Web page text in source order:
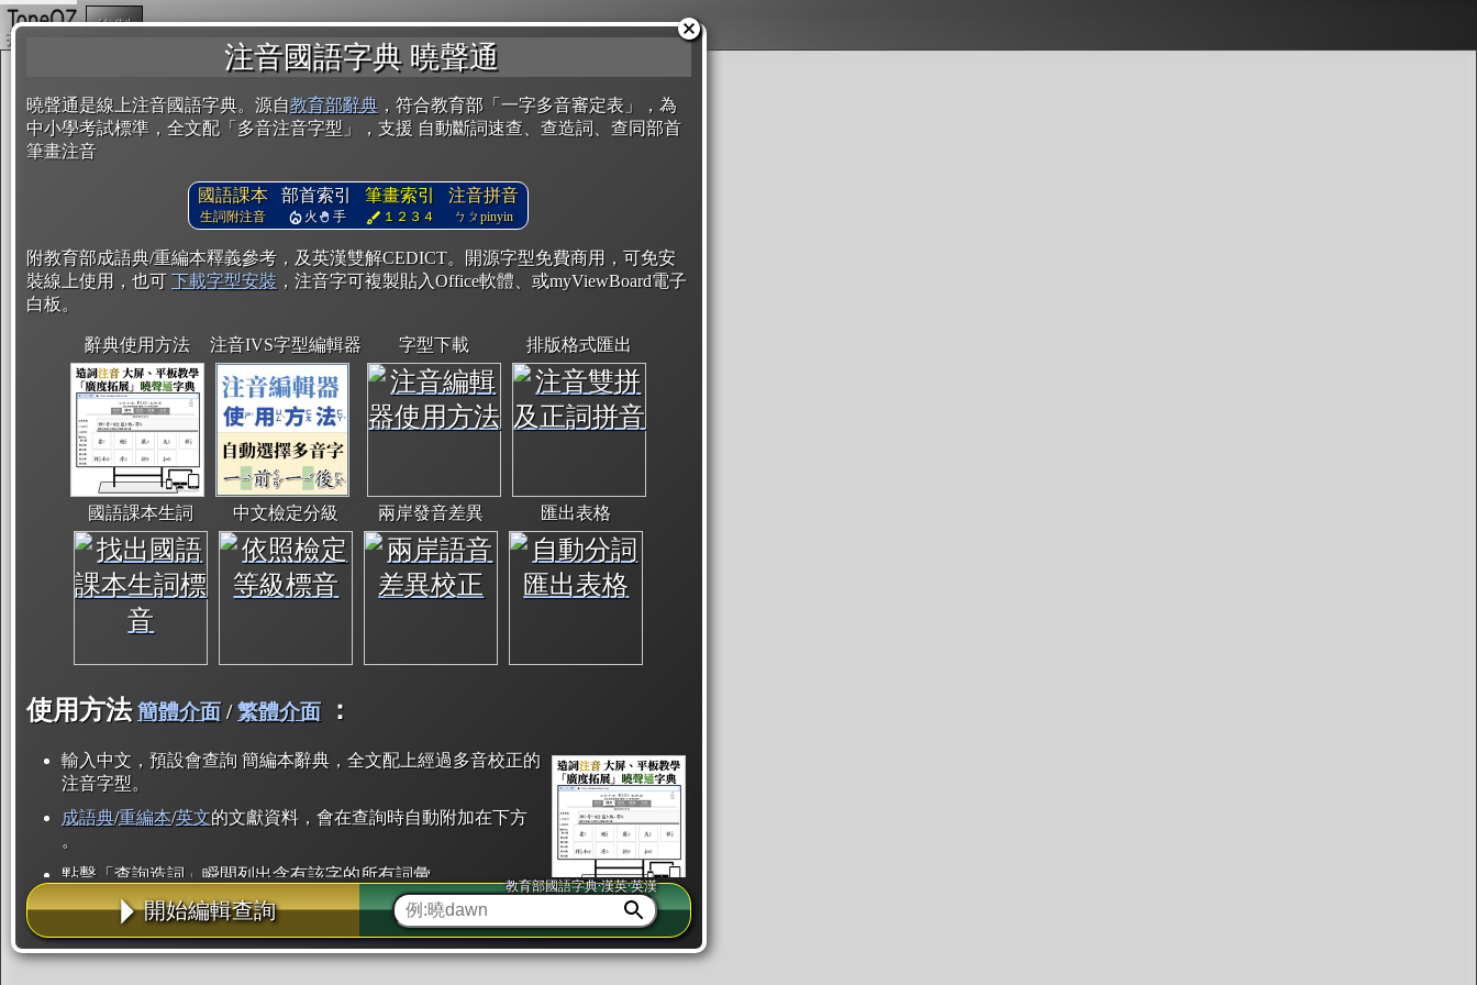
注音國語字典 曉聲通
曉聲通是線上注音國語字典。源自教育部辭典 ，符合教育部「一字多音審定表」，為
中小學考試標準，全文配「多音注音字型」，支援 自動斷詞速查、查造詞、查同部首
筆畫注音
國語課本
生詞附注音
部首索引
火 手
筆畫索引
１２３４
注音拼音
ㄅㄆpinyin
附教育部成語典/重編本釋義參考，及英漢雙解CEDICT。開源字型免費商用，可免安
裝線上使用，也可 下載字型安裝 ，注音字可複製貼入Office軟體、或myViewBoard電子
白板。
辭典使用方法 注音IVS字型編輯器 字型下載 排版格式匯出
國語課本生詞 中文檢定分級 兩岸發音差異 匯出表格
使用方法 簡體介面/繁體介面 ：
輸入中文，預設會查詢 簡編本辭典，全文配上經過多音校正的
注音字型。
成語典/重編本/英文的文獻資料，會在查詢時自動附加在下方
。
點擊「查詢造詞」瞬間列出含有該字的所有詞彙。
點「部首」瞬間列出所有「同部首字」。也支援查詢「同注音」或「同筆畫」。
辭典解釋的全文都經過自動斷詞，點擊便可瞬間「連續查詢」此字詞的解釋，不
用手動重複輸入。
開始編輯查詢
教育部國語字典·漢英·英漢
複製